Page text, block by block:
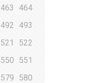
463
464
492
493
521
522
550
551
579
580